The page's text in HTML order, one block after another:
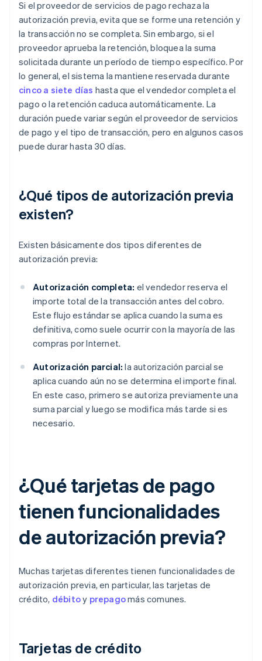
Si el proveedor de servicios de pago rechaza la
autorización previa, evita que se forme una retención y
la transacción no se completa. Sin embargo, si el
proveedor aprueba la retención, bloquea la suma
solicitada durante un período de tiempo específico. Por
lo general, el sistema la mantiene reservada durante
cinco a siete días hasta que el vendedor completa el
pago o la retención caduca automáticamente. La
duración puede variar según el proveedor de servicios
de pago y el tipo de transacción, pero en algunos casos
puede durar hasta 30 días.
¿Qué tipos de autorización previa
existen?
Existen básicamente dos tipos diferentes de
autorización previa:
Autorización completa: el vendedor reserva el
importe total de la transacción antes del cobro.
Este flujo estándar se aplica cuando la suma es
definitiva, como suele ocurrir con la mayoría de las
compras por Internet.
Autorización parcial: la autorización parcial se
aplica cuando aún no se determina el importe final.
En este caso, primero se autoriza previamente una
suma parcial y luego se modifica más tarde si es
necesario.
¿Qué tarjetas de pago
tienen funcionalidades
de autorización previa?
Muchas tarjetas diferentes tienen funcionalidades de
autorización previa, en particular, las tarjetas de
crédito, débitoy prepagomás comunes.
Tarjetas de crédito